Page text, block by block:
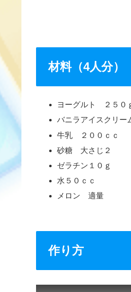
材料（4人分）
ヨーグルト ２５０
バニラアイスクリ
牛乳 ２００ｃｃ
砂糖 大さじ２
ゼラチン１０ｇ
水５０ｃｃ
メロン 適量
作り方